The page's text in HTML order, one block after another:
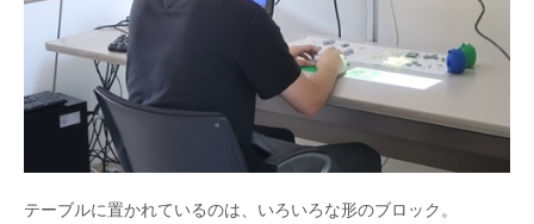
テーブルに置かれているのは、いろいろな形のブロック。